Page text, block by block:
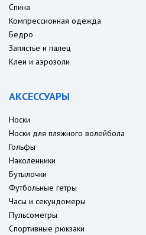
Спина
Компрессионная одежда
Бедро
Запястье и палец
Клеи и аэрозоли
АКСЕССУАРЫ
Носки
Носки для пляжного волейбола
Гольфы
Наколенники
Бутылочки
Футбольные гетры
Часы и секундомеры
Пульсометры
Спортивные рюкзаки